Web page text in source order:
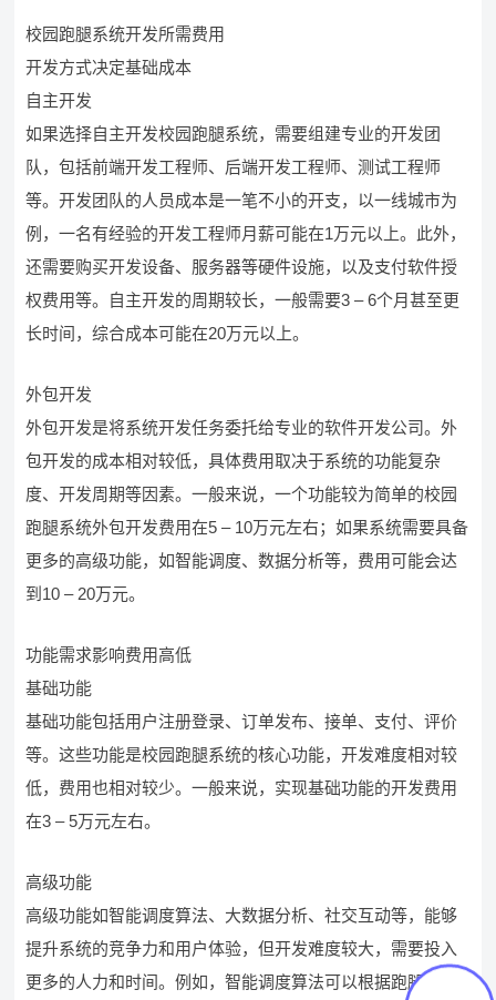
校园跑腿系统开发所需费用
开发方式决定基础成本
自主开发
如果选择自主开发校园跑腿系统，需要组建专业的开发团
队，包括前端开发工程师、后端开发工程师、测试工程师
等。开发团队的人员成本是一笔不小的开支，以一线城市为
例，一名有经验的开发工程师月薪可能在1万元以上。此外，
还需要购买开发设备、服务器等硬件设施，以及支付软件授
权费用等。自主开发的周期较长，一般需要3 – 6个月甚至更
长时间，综合成本可能在20万元以上。
外包开发
外包开发是将系统开发任务委托给专业的软件开发公司。外
包开发的成本相对较低，具体费用取决于系统的功能复杂
度、开发周期等因素。一般来说，一个功能较为简单的校园
跑腿系统外包开发费用在5 – 10万元左右；如果系统需要具备
更多的高级功能，如智能调度、数据分析等，费用可能会达
到10 – 20万元。
功能需求影响费用高低
基础功能
基础功能包括用户注册登录、订单发布、接单、支付、评价
等。这些功能是校园跑腿系统的核心功能，开发难度相对较
低，费用也相对较少。一般来说，实现基础功能的开发费用
在3 – 5万元左右。
高级功能
高级功能如智能调度算法、大数据分析、社交互动等，能够
提升系统的竞争力和用户体验，但开发难度较大，需要投入
更多的人力和时间。例如，智能调度算法可以根据跑腿人员